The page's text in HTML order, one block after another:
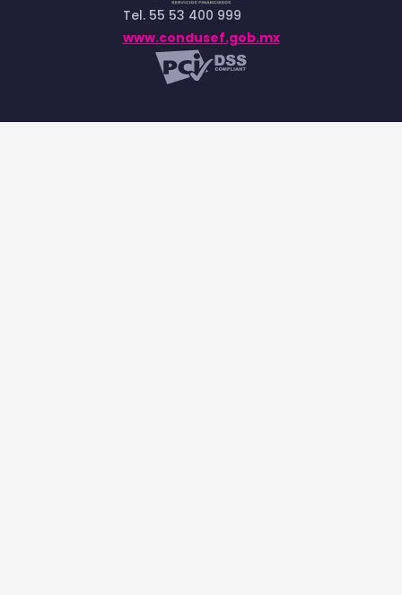
Tel. 55 53 400 999
www.condusef.gob.mx